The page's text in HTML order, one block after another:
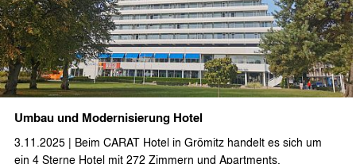
und dem ganzen Team eine schöne Adventszeit!
Umbau und Modernisierung Hotel
3.11.2025 | Beim CARAT Hotel in Grömitz handelt es sich um
ein 4 Sterne Hotel mit 272 Zimmern und Apartments.